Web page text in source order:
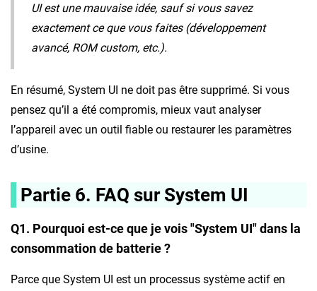
UI est une mauvaise idée, sauf si vous savez
exactement ce que vous faites (développement
avancé, ROM custom, etc.).
En résumé, System UI ne doit pas être supprimé. Si vous
pensez qu’il a été compromis, mieux vaut analyser
l’appareil avec un outil fiable ou restaurer les paramètres
d’usine.
Partie 6. FAQ sur System UI
Q1. Pourquoi est-ce que je vois "System UI" dans la
consommation de batterie ?
Parce que System UI est un processus système actif en